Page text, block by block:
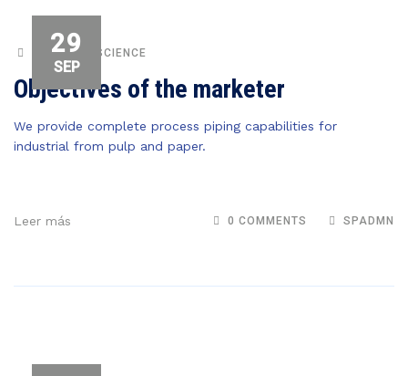
29
SEP
FORENSIC SCIENCE
Objectives of the marketer
We provide complete process piping capabilities for
industrial from pulp and paper.
Leer más 0 COMMENTS SPADMN